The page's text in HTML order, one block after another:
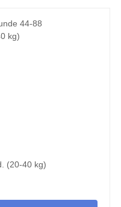
(20-40 kg)